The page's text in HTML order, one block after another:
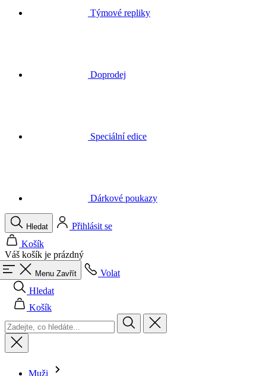
Váš košík je prázdný
Menu Zavřít
Volat
Hledat
Košík
Muži
Vše v kategorii Muži